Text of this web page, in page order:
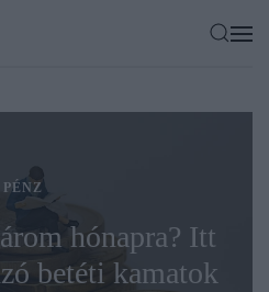
PÉNZ
hónapra? Itt
betéti kamatok